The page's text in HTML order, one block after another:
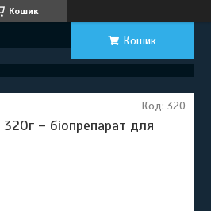
Кошик
Кошик
– біопрепарат для
Код: 320